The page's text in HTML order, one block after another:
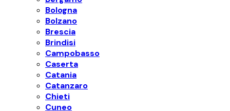
Bologna
Bolzano
Brescia
Brindisi
Campobasso
Caserta
Catania
Catanzaro
Chieti
Cuneo